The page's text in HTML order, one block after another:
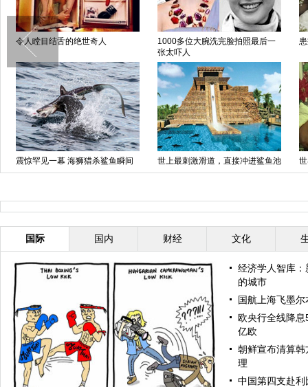
英摄影师耗时6年打造梦幻仙境 为集善款 57名男女裸体乘过山车
蚂蚁齐心协力展惊人力量
女子被甩后将22万婚宴请了流浪
汉
国际 国内 财经 文化
经济学人智库
的城市
国航上海飞墨
欧央行全线降
亿欧
朝鲜宣布清算
理
中国第四支赴